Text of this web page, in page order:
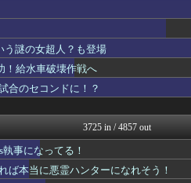
...
最強ジャンプ放送局
漫画まとめ速報
おたくみくす 声優まとめ
GUNDAM.LOG｜ガン...
ああ言えばForYou
コンテンツ・声優 | ラブ...
漫画まとめ速報
ガンダムブログ（情報戦仕
デジタルニューススレッド
アニチャット
う謎の女超人？も登場
！給水車破壊作戦へ
合のセコンドに！？
3725 in / 4857 out
事になってる！
ば本当に悪霊ハンターになれそう！